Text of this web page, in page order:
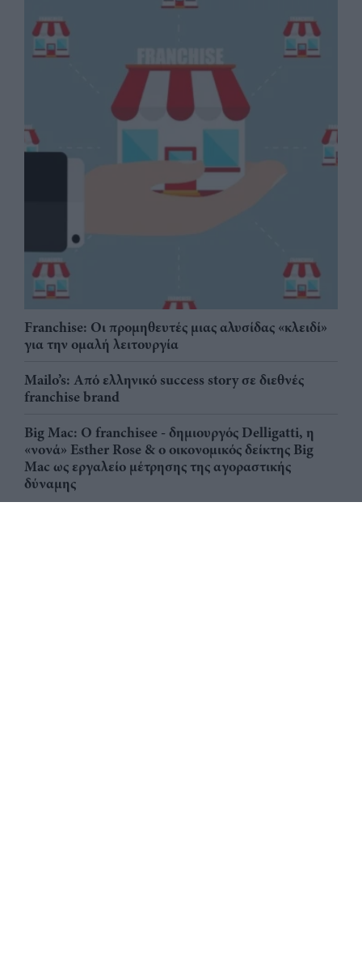
Franchise: Οι προμηθευτές μιας αλυσίδας «κλειδί»
για την ομαλή λειτουργία
Mailo’s: Από ελληνικό success story σε διεθνές
franchise brand
Big Mac: Ο franchisee - δημιουργός Delligatti, η
«νονά» Esther Rose & ο οικονομικός δείκτης Big
Mac ως εργαλείο μέτρησης της αγοραστικής
δύναμης